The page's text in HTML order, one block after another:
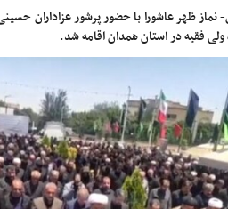
نماز ظهر عاشورا با حضور پرشور عزاداران
ولی فقیه در استان همدان اقامه شد.